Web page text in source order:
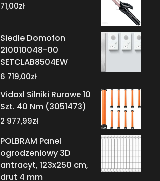
71,00zł
Siedle Domofon
210010048-00
SETCLAB8504EW
6 719,00zł
Vidaxl Silniki Rurowe 10
Szt. 40 Nm (3051473)
2 977,99zł
POLBRAM Panel
ogrodzeniowy 3D
antracyt, 123x250 cm,
drut 4 mm